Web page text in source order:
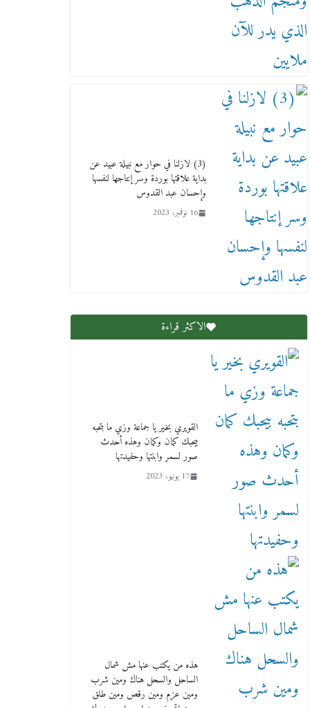
عاجل قيد حركته وهتك عرضه
بالقوة”.. جنايات دمنهور تصدر
حيثيات حبس المتهم بالاعتداء على
ولي العهد
2 أبريل، 2026
(3) لازلنا في حوار مع نبيلة عبيد عن
بداية علاقتها بوردة وسر إنتاجها لنفسها
وإحسان عبد القدوس
16 نوفمبر، 2023
الاكثر قراءة
القويري بخير يا جماعة وزي ما بتحبه
بيحبك كمان وكمان وهذه أحدث
صور لسمر وابنتها وحفيدتها
17 يونيو، 2023
هذه من يكتب عنها مش شمال
الساحل والسحل هناك ومين شرب
ومين عزم ومين رقص ومين طلق